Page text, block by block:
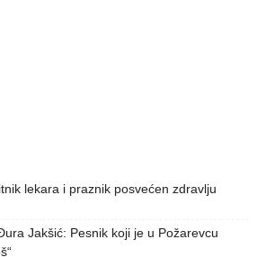
lekara i praznik posvećen zdravlju
Jakšić: Pesnik koji je u Požarevcu